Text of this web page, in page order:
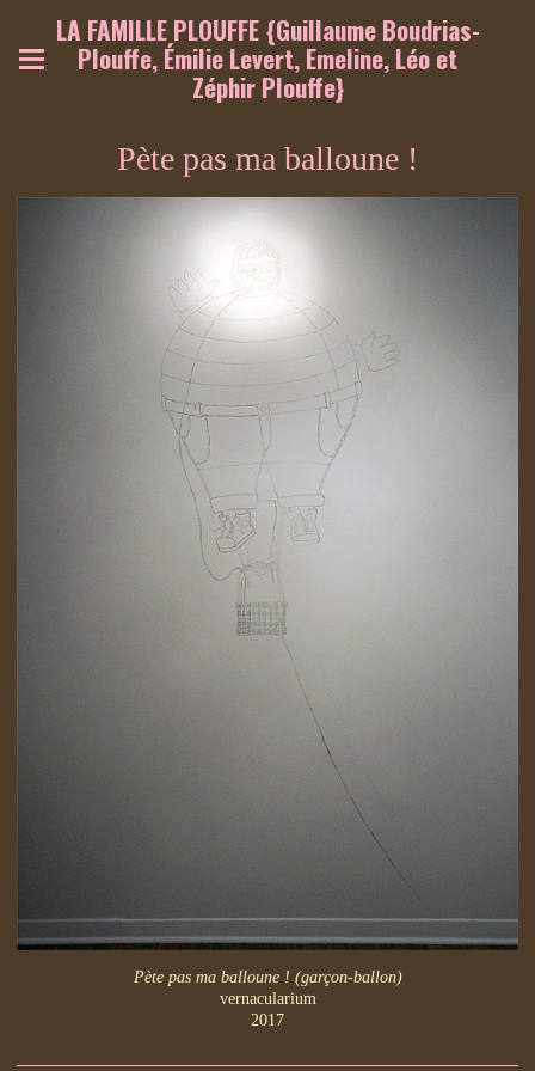
LA FAMILLE PLOUFFE {Guillaume Boudrias-
Plouffe, Émilie Levert, Emeline, Léo et
Zéphir Plouffe}
Pète pas ma balloune !
Pète pas ma balloune ! (garçon-ballon)
vernacularium
2017